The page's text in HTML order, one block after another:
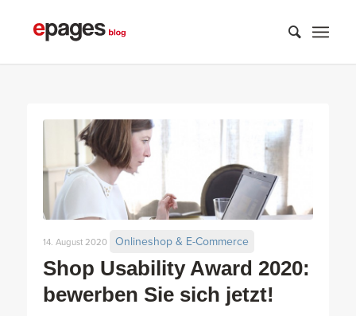
Shop Usability Award 2020:
bewerben Sie sich jetzt!
14. August 2020 Onlineshop & E-Commerce